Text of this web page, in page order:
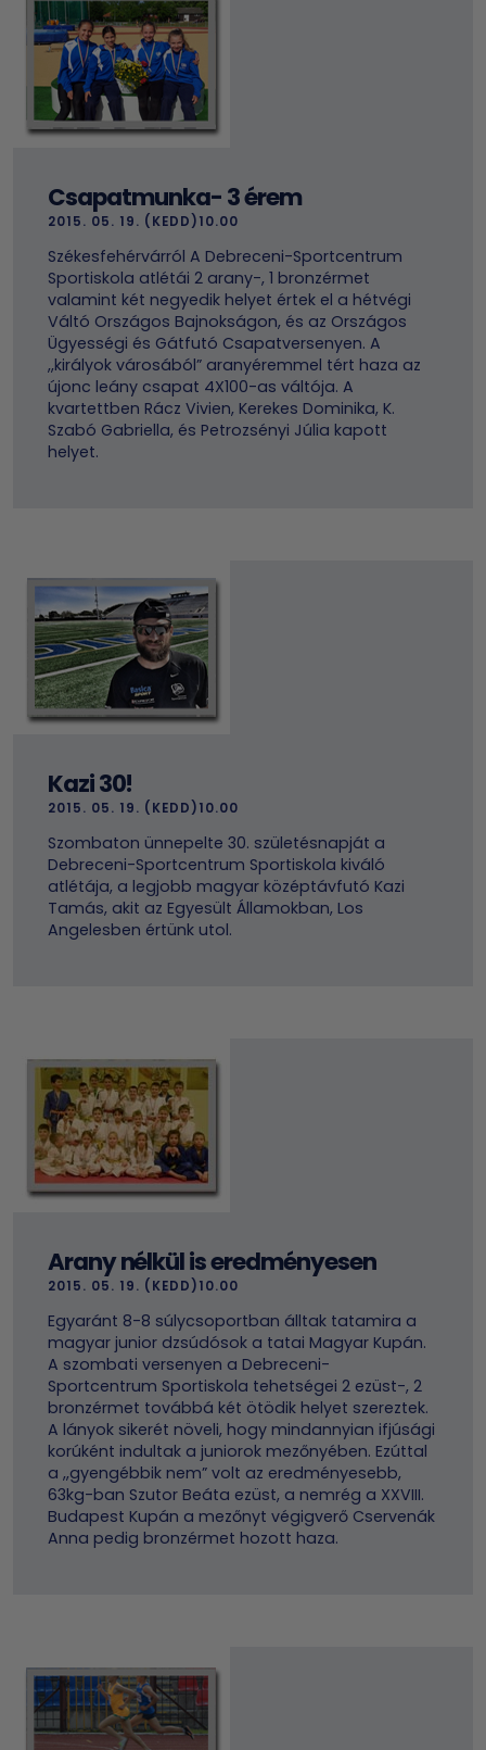
Csapatmunka- 3 érem
2015. 05. 19. (KEDD)10.00
Székesfehérvárról A Debreceni-Sportcentrum
Sportiskola atlétái 2 arany-, 1 bronzérmet
valamint két negyedik helyet értek el a hétvégi
Váltó Országos Bajnokságon, és az Országos
Ügyességi és Gátfutó Csapatversenyen. A
,,királyok városából” aranyéremmel tért haza az
újonc leány csapat 4X100-as váltója. A
kvartettben Rácz Vivien, Kerekes Dominika, K.
Szabó Gabriella, és Petrozsényi Júlia kapott
helyet.
Kazi 30!
2015. 05. 19. (KEDD)10.00
Szombaton ünnepelte 30. születésnapját a
Debreceni-Sportcentrum Sportiskola kiváló
atlétája, a legjobb magyar középtávfutó Kazi
Tamás, akit az Egyesült Államokban, Los
Angelesben értünk utol.
Arany nélkül is eredményesen
2015. 05. 19. (KEDD)10.00
Egyaránt 8-8 súlycsoportban álltak tatamira a
magyar junior dzsúdósok a tatai Magyar Kupán.
A szombati versenyen a Debreceni-
Sportcentrum Sportiskola tehetségei 2 ezüst-, 2
bronzérmet továbbá két ötödik helyet szereztek.
A lányok sikerét növeli, hogy mindannyian ifjúsági
korúként indultak a juniorok mezőnyében. Ezúttal
a ,,gyengébbik nem” volt az eredményesebb,
63kg-ban Szutor Beáta ezüst, a nemrég a XXVIII.
Budapest Kupán a mezőnyt végigverő Cservenák
Anna pedig bronzérmet hozott haza.